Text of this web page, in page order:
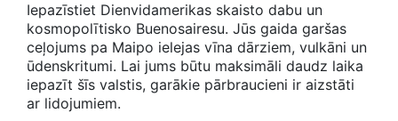
Iepazīstiet Dienvidamerikas skaisto dabu un
kosmopolītisko Buenosairesu. Jūs gaida garšas
ceļojums pa Maipo ielejas vīna dārziem, vulkāni un
ūdenskritumi. Lai jums būtu maksimāli daudz laika
iepazīt šīs valstis, garākie pārbraucieni ir aizstāti
ar lidojumiem.